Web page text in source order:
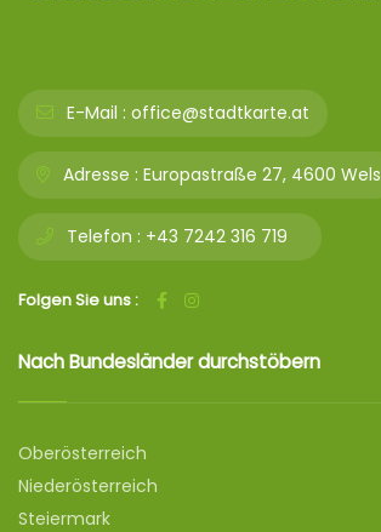
E-Mail : office@stadtkarte.at
Adresse : Europastraße 27, 4600 Wels
Telefon : +43 7242 316 719
Folgen Sie uns :
Nach Bundesländer durchstöbern
Oberösterreich
Niederösterreich
Steiermark